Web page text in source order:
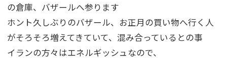
の倉庫、バザールへ参ります
ホント久しぶりのバザール、お正月の買い物へ行く人
がそろそろ増えてきていて、混み合っているとの事
イランの方々はエネルギッシュなので、